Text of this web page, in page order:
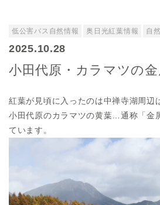
低公害バス自然情報 奥日光紅葉情報 自
2025.10.28
小田代原・カラマツの
紅葉が見頃に入ったのは中禅寺湖周辺
小田代原のカラマツの黄葉…通称「金
ています。